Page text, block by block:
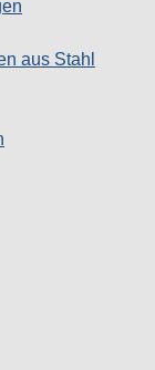
aus Stahl